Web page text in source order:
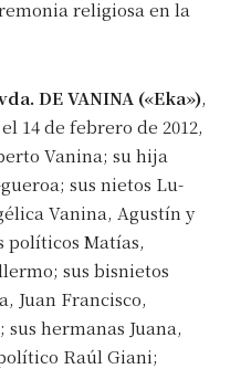
religiosa en la
DE VANINA («Eka»),
14 de febrero de 2012,
Vanina; su hija
sus nietos Lu-
Vanina, Agustín y
políticos Matías,
sus bisnietos
Juan Francisco,
hermanas Juana,
Raúl Giani;